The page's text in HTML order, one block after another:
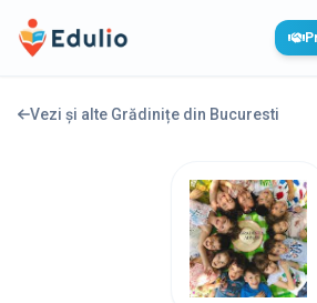
Edulio
Vezi și alte Grădinițe din Bucuresti